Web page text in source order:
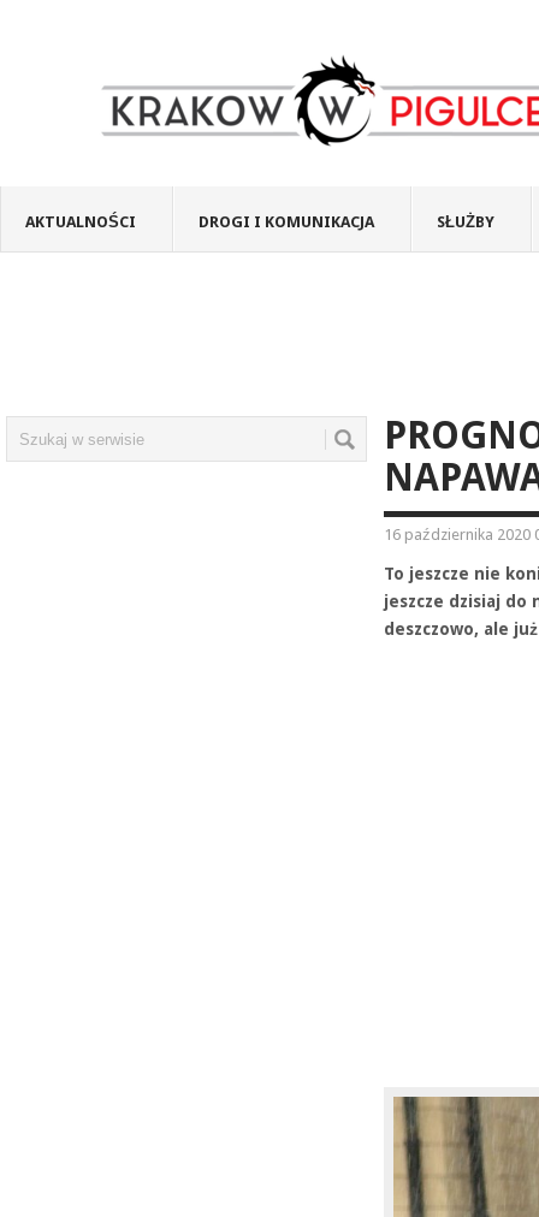
AKTUALNOŚCI DROGI I KOMUNIKACJA SŁUŻBY
16 października 2020
To jeszcze nie
jeszcze dzisiaj do
deszczowo, ale